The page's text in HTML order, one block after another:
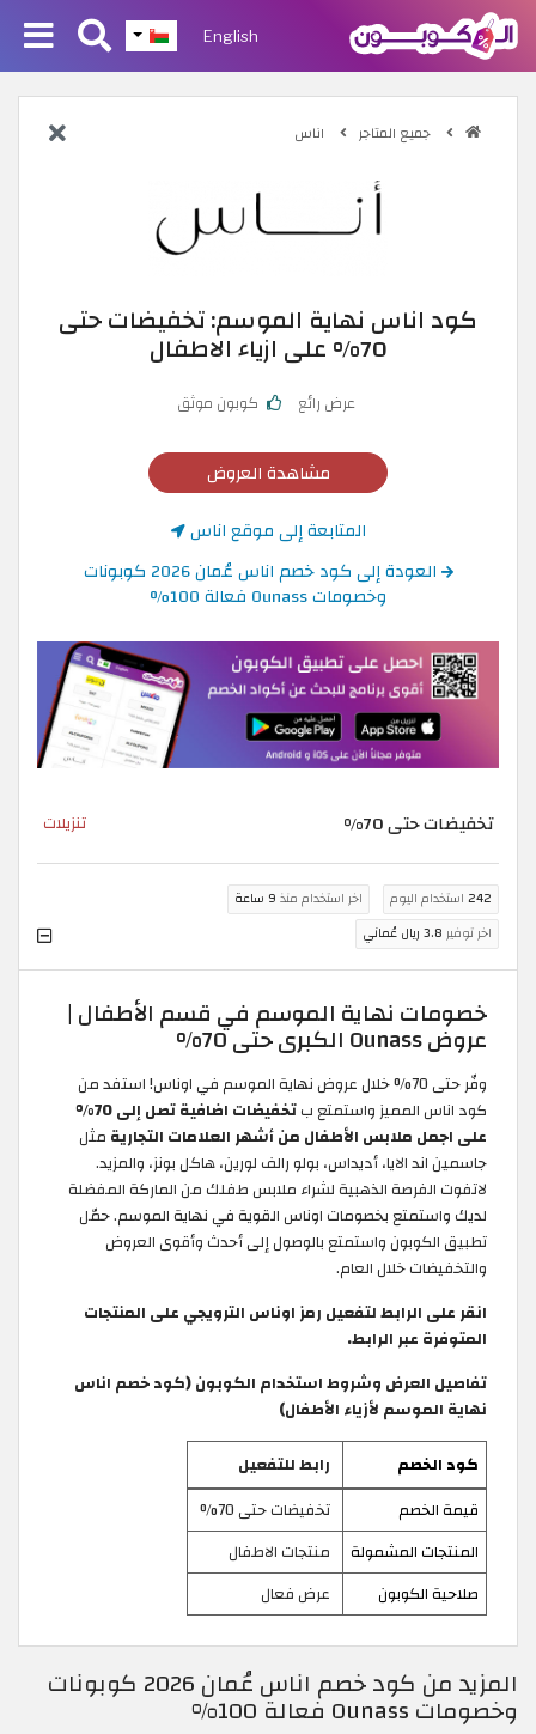
English
جميع المتاجر اناس
كود اناس نهاية الموسم: تخفيضات حتى
70% على ازياء الاطفال
عرض رائع كوبون موثق
مشاهدة العروض
المتابعة إلى موقع اناس
العودة إلى كود خصم اناس عُمان 2026 كوبونات
وخصومات Ounass فعالة 100%
تخفيضات حتى 70% تنزيلات
242 استخدام اليوم اخر استخدام منذ 9 ساعة
اخر توفير 3.8 ريال عُماني
خصومات نهاية الموسم في قسم الأطفال |
عروض Ounass الكبرى حتى 70%
وفّر حتى 70% خلال عروض نهاية الموسم في اوناس! استفد من
كود اناس المميز واستمتع ب
تخفيضات اضافية تصل إلى 70%
على اجمل ملابس الأطفال من أشهر العلامات التجارية مثل
جاسمين اند الايا، أديداس، بولو رالف لورين، هاكل بونز، والمزيد.
لاتفوت الفرصة الذهبية لشراء ملابس طفلك من الماركة المفضلة
لديك واستمتع بخصومات اوناس القوية في نهاية الموسم. حمّل
تطبيق الكوبون واستمتع بالوصول إلى أحدث وأقوى العروض
والتخفيضات خلال العام.
انقر على الرابط لتفعيل رمز اوناس الترويجي على المنتجات
المتوفرة عبر الرابط.
تفاصيل العرض وشروط استخدام الكوبون (كود خصم اناس
نهاية الموسم لأزياء الأطفال)
كود الخصم
رابط للتفعيل
قيمة الخصم
تخفيضات حتى 70%
المنتجات المشمولة
منتجات الاطفال
صلاحية الكوبون
عرض فعال
المزيد من كود خصم اناس عُمان 2026 كوبونات
وخصومات Ounass فعالة 100%